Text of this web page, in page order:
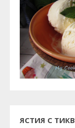
ЯСТИЯ С